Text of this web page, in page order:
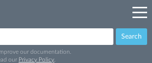
Search
our documentation.
our Privacy Policy